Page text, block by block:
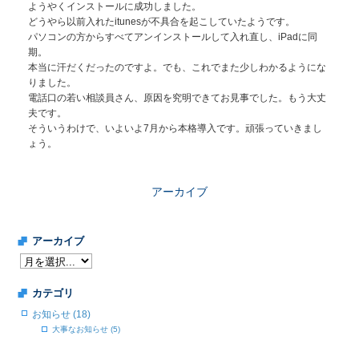
ようやくインストールに成功しました。
どうやら以前入れたitunesが不具合を起こしていたようです。
パソコンの方からすべてアンインストールして入れ直し、iPadに同
期。
本当に汗だくだったのですよ。でも、これでまた少しわかるようにな
りました。
電話口の若い相談員さん、原因を究明できてお見事でした。もう大丈
夫です。
そういうわけで、いよいよ7月から本格導入です。頑張っていきまし
ょう。
アーカイブ
アーカイブ
カテゴリ
お知らせ (18)
大事なお知らせ (5)